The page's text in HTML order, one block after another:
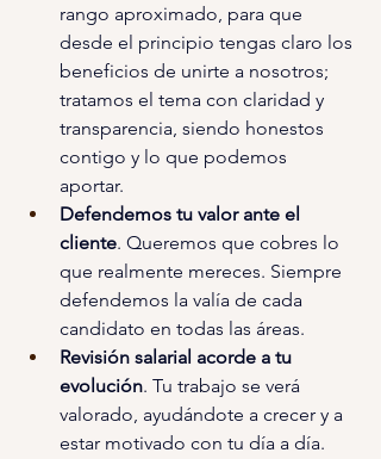
rango aproximado, para que
desde el principio tengas claro los
beneficios de unirte a nosotros;
tratamos el tema con claridad y
transparencia, siendo honestos
contigo y lo que podemos
aportar.
Defendemos tu valor ante el
cliente. Queremos que cobres lo
que realmente mereces. Siempre
defendemos la valía de cada
candidato en todas las áreas.
Revisión salarial acorde a tu
evolución. Tu trabajo se verá
valorado, ayudándote a crecer y a
estar motivado con tu día a día.